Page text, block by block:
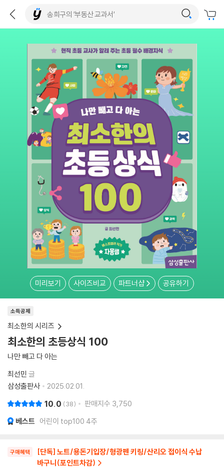
미리보기 사이즈비교 파트너샵 공유하기
소득공제
최소한의 시리즈
최소한의 초등상식 100
나만 빼고 다 아는
최선민 글
삼성출판사
2025.02.01.
10.0 38 판매지수 3,750
베스트 어린이 top100 4주
구매혜택
[단독] 노트/용돈기입장/형광펜 키링/산리오 접이식 수납
바구니(포인트차감)